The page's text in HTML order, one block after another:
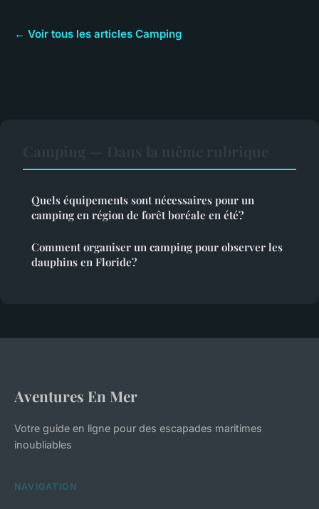
← Voir tous les articles Camping
Quels équipements sont nécessaires pour un
camping en région de forêt boréale en été?
Comment organiser un camping pour observer les
dauphins en Floride?
Aventures En Mer
Votre guide en ligne pour des escapades maritimes
inoubliables
NAVIGATION